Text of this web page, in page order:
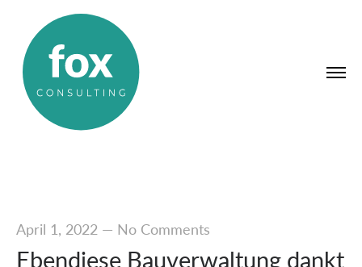
April 1, 2022— No Comments
Ebendiese Bauverwaltung dankt